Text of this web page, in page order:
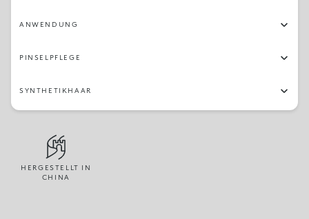
ANWENDUNG
PINSELPFLEGE
SYNTHETIKHAAR
HERGESTELLT IN
CHINA